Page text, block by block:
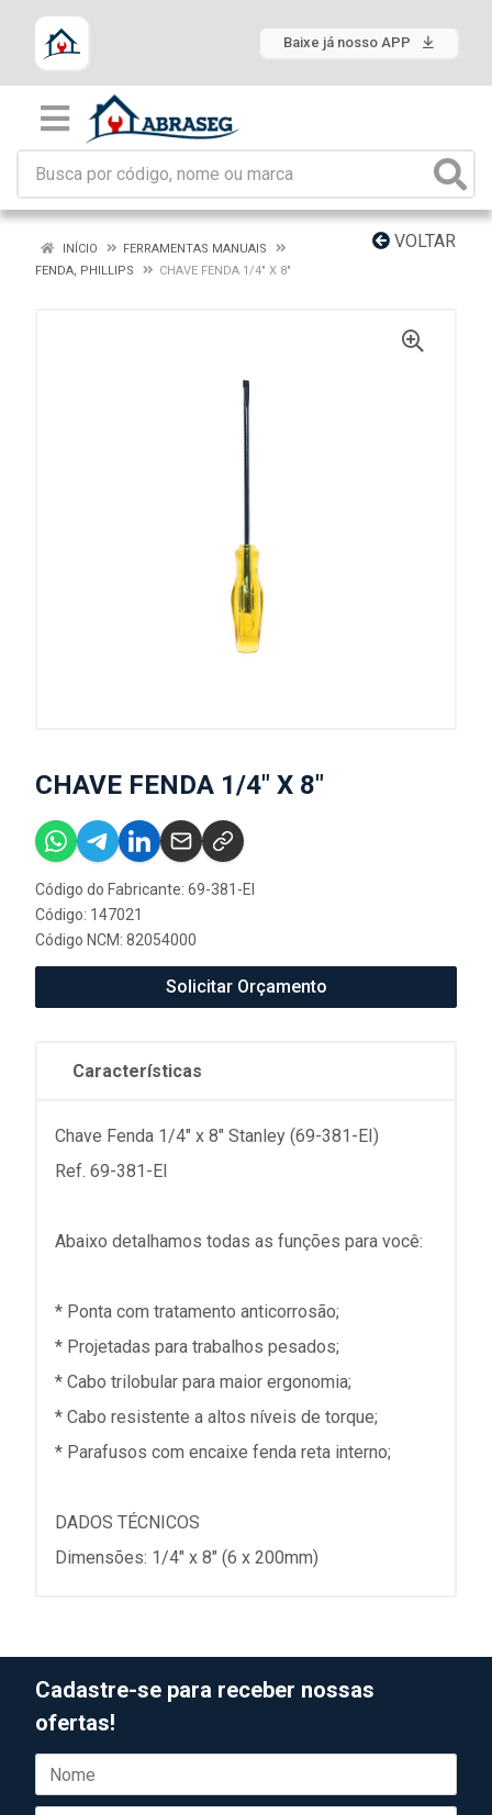
Baixe já nosso APP
VOLTAR
INÍCIO
FERRAMENTAS MANUAIS
FENDA, PHILLIPS
CHAVE FENDA 1/4" X 8"
CHAVE FENDA 1/4" X 8"
Código do Fabricante: 69-381-EI
Código: 147021
Código NCM: 82054000
Solicitar Orçamento
Características
Chave Fenda 1/4" x 8" Stanley (69-381-EI)
Ref. 69-381-EI
Abaixo detalhamos todas as funções para você:
* Ponta com tratamento anticorrosão;
* Projetadas para trabalhos pesados;
* Cabo trilobular para maior ergonomia;
* Cabo resistente a altos níveis de torque;
* Parafusos com encaixe fenda reta interno;
DADOS TÉCNICOS
Dimensões: 1/4" x 8" (6 x 200mm)
Cadastre-se para receber nossas
ofertas!